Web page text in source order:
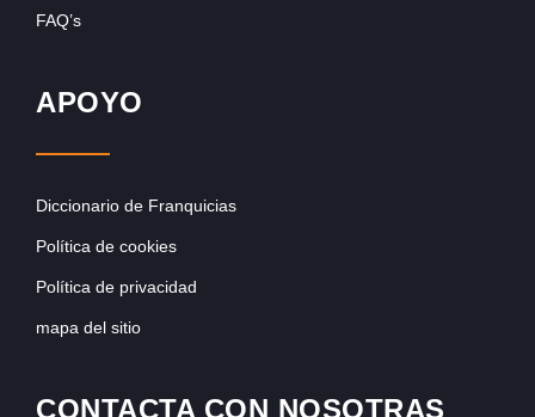
FAQ’s
APOYO
Diccionario de Franquicias
Política de cookies
Política de privacidad
mapa del sitio
CONTACTA CON NOSOTRAS